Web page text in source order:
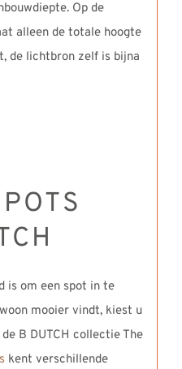
Op de
alleen de totale hoogte
de lichtbron zelf is bijna
is om een spot in te
mooier vindt, kiest u
B DUTCH collectie The
kent verschillende